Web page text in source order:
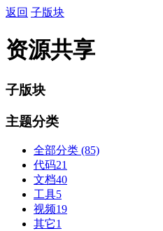
返回 子版块
资源共享
子版块
主题分类
全部分类 (85)
代码21
文档40
工具5
视频19
其它1